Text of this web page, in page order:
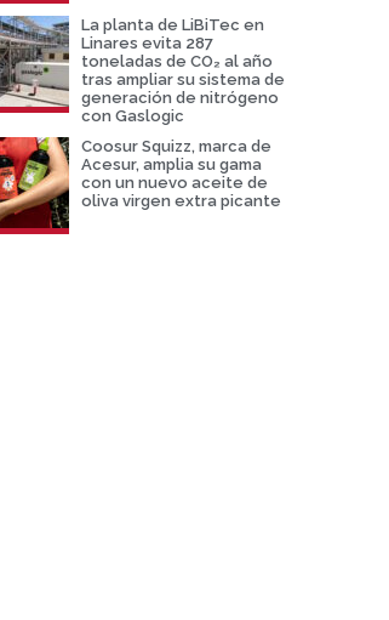
La planta de LiBiTec en
Linares evita 287
toneladas de CO₂ al año
tras ampliar su sistema de
generación de nitrógeno
con Gaslogic
Coosur Squizz, marca de
Acesur, amplia su gama
con un nuevo aceite de
oliva virgen extra picante